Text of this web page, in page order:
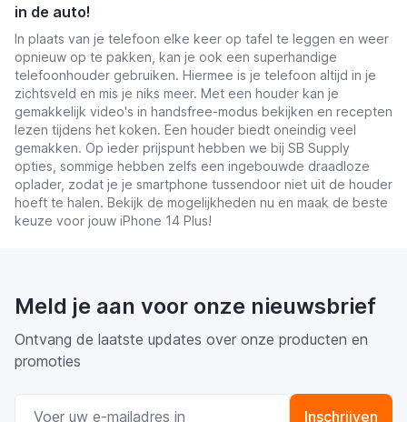
in de auto!
In plaats van je telefoon elke keer op tafel te leggen en weer
opnieuw op te pakken, kan je ook een superhandige
telefoonhouder gebruiken. Hiermee is je telefoon altijd in je
zichtsveld en mis je niks meer. Met een houder kan je
gemakkelijk video's in handsfree-modus bekijken en recepten
lezen tijdens het koken. Een houder biedt oneindig veel
gemakken. Op ieder prijspunt hebben we bij SB Supply
opties, sommige hebben zelfs een ingebouwde draadloze
oplader, zodat je je smartphone tussendoor niet uit de houder
hoeft te halen. Bekijk de mogelijkheden nu en maak de beste
keuze voor jouw iPhone 14 Plus!
Meld je aan voor onze nieuwsbrief
Ontvang de laatste updates over onze producten en
promoties
Inschrijven